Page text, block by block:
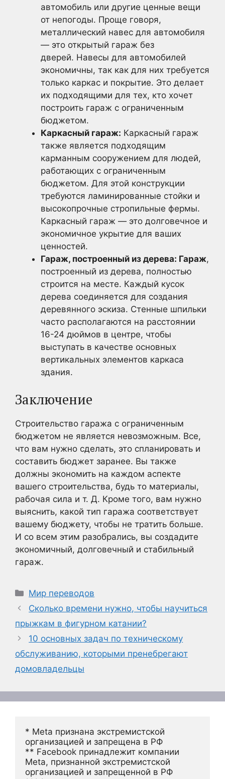
автомобиль или другие ценные вещи
от непогоды. Проще говоря,
металлический навес для автомобиля
— это открытый гараж без
дверей. Навесы для автомобилей
экономичны, так как для них требуется
только каркас и покрытие. Это делает
их подходящими для тех, кто хочет
построить гараж с ограниченным
бюджетом.
Каркасный гараж: Каркасный гараж
также является подходящим
карманным сооружением для людей,
работающих с ограниченным
бюджетом. Для этой конструкции
требуются ламинированные стойки и
высокопрочные стропильные фермы.
Каркасный гараж — это долговечное и
экономичное укрытие для ваших
ценностей.
Гараж, построенный из дерева: Гараж,
построенный из дерева, полностью
строится на месте. Каждый кусок
дерева соединяется для создания
деревянного эскиза. Стенные шпильки
часто располагаются на расстоянии
16-24 дюймов в центре, чтобы
выступать в качестве основных
вертикальных элементов каркаса
здания.
Заключение
Строительство гаража с ограниченным
бюджетом не является невозможным. Все,
что вам нужно сделать, это спланировать и
составить бюджет заранее. Вы также
должны экономить на каждом аспекте
вашего строительства, будь то материалы,
рабочая сила и т. Д. Кроме того, вам нужно
выяснить, какой тип гаража соответствует
вашему бюджету, чтобы не тратить больше.
И со всем этим разобрались, вы создадите
экономичный, долговечный и стабильный
гараж.
Рубрики
Мир переводов
Сколько времени нужно, чтобы научиться
прыжкам в фигурном катании?
10 основных задач по техническому
обслуживанию, которыми пренебрегают
домовладельцы
* Meta признана экстремистской
организацией и запрещена в РФ
** Facebook принадлежит компании
Meta, признанной экстремистской
организацией и запрещенной в РФ